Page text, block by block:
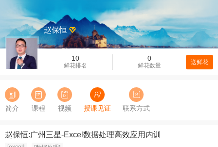
10
鲜花排名
0
鲜花数量 送鲜花
赵保恒
简介 课程 视频 授课见证 联系方式
赵保恒:广州三星-Excel数据处理高效应用内训